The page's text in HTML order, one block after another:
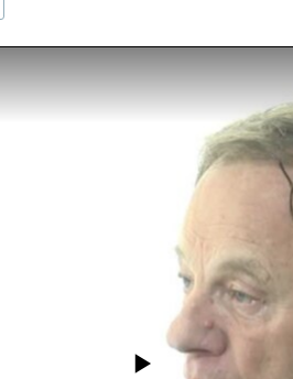
No media source currently available